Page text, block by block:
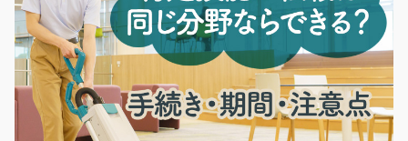
急募
☆担当者オススメ☆弊社スタッフさん大活躍中！！冷暖
房完備で働きやすさ抜…
長期（3ヶ月以上）
時給1300円～時給1625円
福岡県糟屋郡須惠町